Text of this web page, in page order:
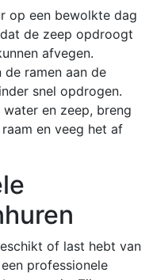
op een bewolkte dag
de zeep opdroogt
afvegen.
de ramen aan de
snel opdrogen.
en zeep, breng
en veeg het af
of last hebt van
professionele